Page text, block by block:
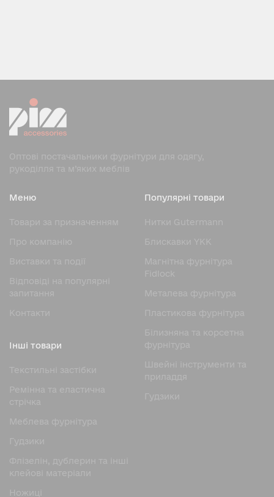
Оптові постачальники фурнітури для одягу,
рукоділля та м’яких меблів
Меню
Товари за призначенням
Про компанію
Виставки та події
Відповіді на популярні
запитання
Контакти
Популярні товари
Нитки Gutermann
Блискавки YKK
Магнітна фурнітура
Fidlock
Металева фурнітура
Пластикова фурнітура
Білизняна та корсетна
фурнітура
Швейні інструменти та
приладдя
Гудзики
Інші товари
Текстильні застібки
Ремінна та еластична
стрічка
Меблева фурнітура
Гудзики
Флізелін, дублерин та інші
клейові матеріали
Ножицi